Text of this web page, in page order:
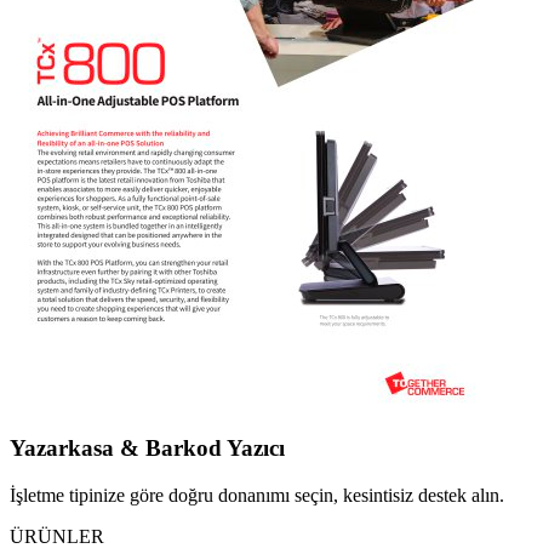
Yazarkasa & Barkod Yazıcı
İşletme tipinize göre doğru donanımı seçin, kesintisiz destek alın.
ÜRÜNLER